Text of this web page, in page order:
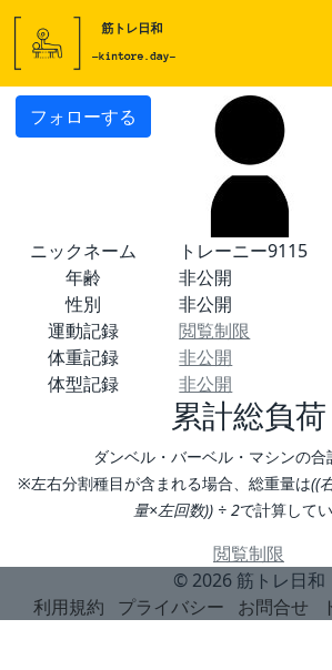
フォローする
ニックネーム
トレーニー9115
年齢
非公開
性別
非公開
運動記録
閲覧制限
体重記録
非公開
体型記録
非公開
累計総負荷
ダンベル・バーベル・マシンの合
※左右分割種目が含まれる場合、総重量は((
量×左回数)) ÷ 2で計算して
閲覧制限
© 2026 筋トレ日和
利用規約
プライバシー お問合せ